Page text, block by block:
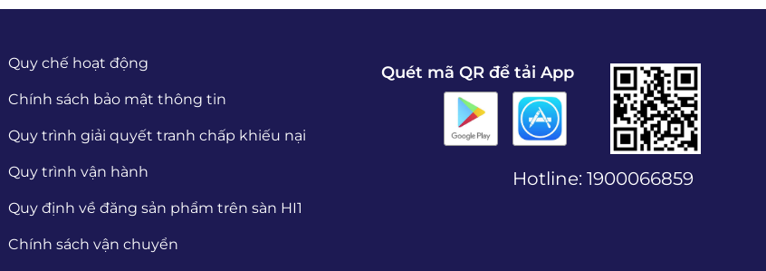
Quy chế hoạt động
Chính sách bảo mật thông tin
Quy trình giải quyết tranh chấp khiếu nại
Quy trình vận hành
Quy định về đăng sản phẩm trên sàn HI1
Chính sách vận chuyển
Quét mã QR để tải App
Hotline: 1900066859